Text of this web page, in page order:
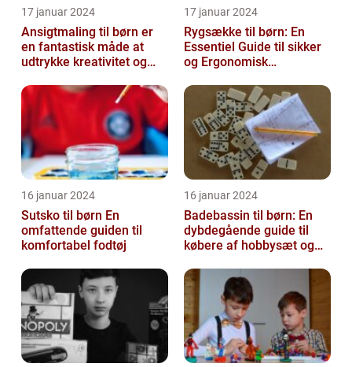
17 januar 2024
Ansigtmaling til børn er
en fantastisk måde at
udtrykke kreativitet og
17 januar 2024
Rygsække til børn: En
Essentiel Guide til sikker
og Ergonomisk
16 januar 2024
Sutsko til børn En
omfattende guiden til
komfortabel fodtøj
16 januar 2024
Badebassin til børn: En
dybdegående guide til
købere af hobbysæt og